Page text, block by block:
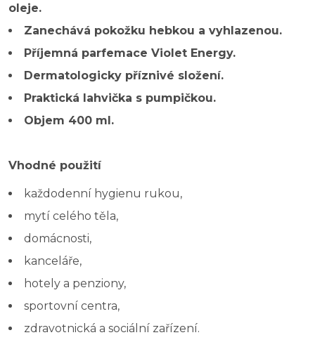
oleje.
Zanechává pokožku hebkou a vyhlazenou.
Příjemná parfemace Violet Energy.
Dermatologicky příznivé složení.
Praktická lahvička s pumpičkou.
Objem 400 ml.
Vhodné použití
každodenní hygienu rukou,
mytí celého těla,
domácnosti,
kanceláře,
hotely a penziony,
sportovní centra,
zdravotnická a sociální zařízení.